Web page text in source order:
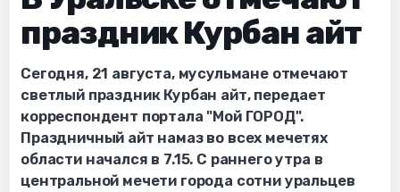
праздник Курбан айт
Сегодня, 21 августа, мусульмане отмечают
светлый праздник Курбан айт, передает
корреспондент портала "Мой ГОРОД".
Праздничный айт намаз во всех мечетях
области начался в 7.15. С раннего утра в
центральной мечети города сотни уральцев